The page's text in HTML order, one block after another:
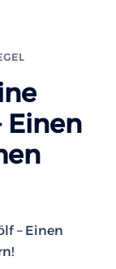
Einen
– Einen